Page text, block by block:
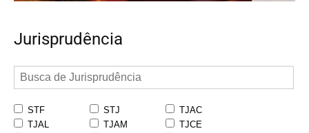
Jurisprudência
STF STJ
TJAC
TJAL
TJAM
TJCE